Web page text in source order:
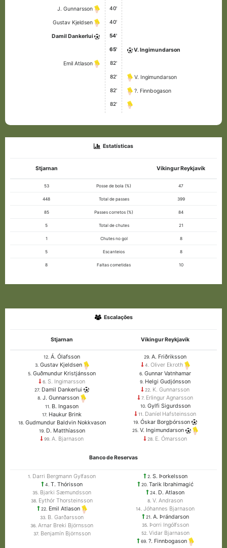
J. Gunnarsson 40'
Gustav Kjeldsen 40'
Damil Dankerlui 54'
65' V. Ingimundarson
Emil Atlason 82'
82' V. Ingimundarson
82' ?. Finnbogason
82'
Estatísticas
Stjarnan Víkingur Reykjavík
53 Posse de bola (%) 47
448 Total de passes 399
85 Passes corretos (%) 84
5 Total de chutes 21
1 Chutes no gol 8
5 Escanteios 8
8 Faltas cometidas 10
Escalações
Stjarnan Víkingur Reykjavík
12. Á. Ólafsson
3.Gustav Kjeldsen
5. Guðmundur Kristjánsson
6. S. Ingimarsson
27. Damil Dankerlui
8. J. Gunnarsson
11. B. Ingason
17. Haukur Brink
18.Gudmundur Baldvin Nokkvason
19.D. Matthíasson
99. A. Bjarnason
29. A. Friðriksson
4.Oliver Ekroth
6. Gunnar Vatnhamar
9. Helgi Gudjónsson
22. K. Gunnarsson
7. Erlingur Agnarsson
10.Gylfi Sigurdsson
11. Daníel Hafsteinsson
19. Óskar Borgþórsson
25. V. Ingimundarson
28. E. Ómarsson
Banco de Reservas
1. Darri Bergmann Gylfason
4. T. Thórisson
35. Bjarki Sæmundsson
38. Eythór Thorsteinsson
22.Emil Atlason
33. B. Garðarsson
36. Arnar Breki Björnsson
37.Benjamín Björnsson
2.S. Þorkelsson
20.Tarik Ibrahimagić
24. D. Atlason
8. V. Andrason
14. Jóhannes Bjarnason
21. A. Þrándarson
35.Þorri Ingólfsson
52.Vidar Bjarnason
69.?. Finnbogason